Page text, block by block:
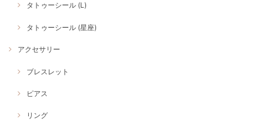
タトゥーシール (L)
タトゥーシール (星座)
アクセサリー
ブレスレット
ピアス
リング